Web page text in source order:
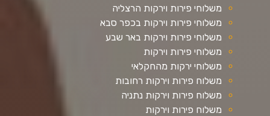
משלוחי פירות וירקות הרצליה
משלוחי פירות וירקות בכפר סבא
משלוחי פירות וירקות באר שבע
משלוחי פירות וירקות
משלוחי ירקות מהחקלאי
משלוח פירות וירקות רחובות
משלוח פירות וירקות נתניה
משלוח פירות וירקות